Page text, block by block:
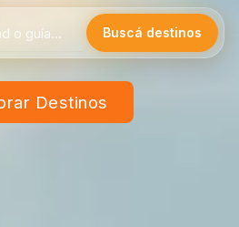
Buscá destinos
Destinos